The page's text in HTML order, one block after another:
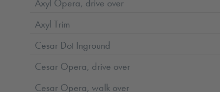
Axyl Opera, drive over
Axyl Trim
Cesar Dot Inground
Cesar Opera, drive over
Cesar Opera, walk over